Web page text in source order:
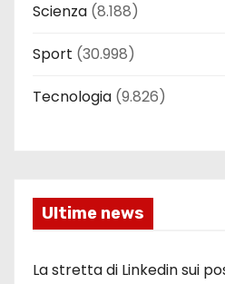
Scienza (8.188)
Sport (30.998)
Tecnologia (9.826)
Ultime news
La stretta di Linkedin sui